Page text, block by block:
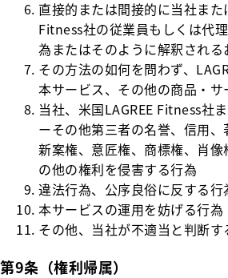
直接的または間接的に当社また
Fitness社の従業員もしくは代
為またはそのように解釈され
その方法の如何を問わず、
本サービス、その他の商品・
当社、米国LAGREE Fitness社
ーその他第三者の名誉、信用
新案権、意匠権、商標権、肖
の他の権利を侵害する行為
違法行為、公序良俗に反する行
本サービスの運用を妨げる行為
その他、当社が不適当と判断す
第9条（権利帰属）